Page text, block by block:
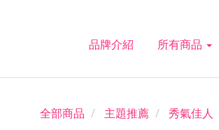
品牌介紹 所有商品
全部商品 主題推薦 秀氣佳人